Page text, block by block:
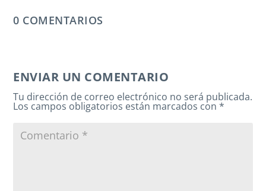
0 COMENTARIOS
ENVIAR UN COMENTARIO
Tu dirección de correo electrónico no será publicada.
Los campos obligatorios están marcados con*